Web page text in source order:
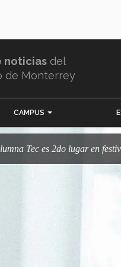
noticias del
de Monterrey
CAMPUS
Tec es 2do lugar en